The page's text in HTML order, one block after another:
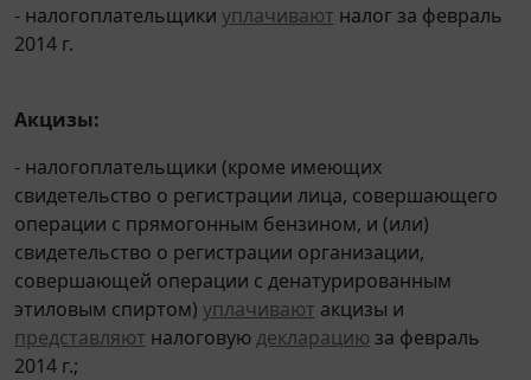
- налогоплательщики уплачивают налог за февраль
2014 г.
Акцизы:
- налогоплательщики (кроме имеющих
свидетельство о регистрации лица, совершающего
операции с прямогонным бензином, и (или)
свидетельство о регистрации организации,
совершающей операции с денатурированным
этиловым спиртом) уплачивают акцизы и
представляют налоговуюдекларацию за февраль
2014 г.;